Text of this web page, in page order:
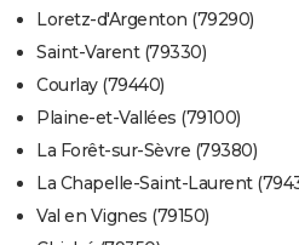
Loretz-d'Argenton (79290)
Saint-Varent (79330)
Courlay (79440)
Plaine-et-Vallées (79100)
La Forêt-sur-Sèvre (79380)
La Chapelle-Saint-Laurent
Val en Vignes (79150)